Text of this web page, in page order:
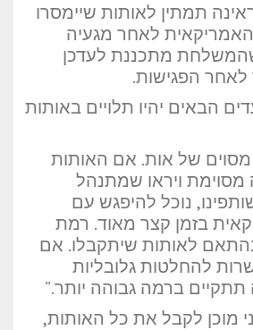
תמתין לאותות שיימסרו
לאחר מגעיה
מתכננת לעדכן
לאחר הפגישות.
הבאים יהיו תלויים באותות
מסוים של אות. אם האותות
מסוימת ויראו שמתנהל
נוכל להיפגש עם
בזמן קצר מאוד. רמת
לאותות שיתקבלו. אם
להחלטות גלובליות
תתקיים ברמה גבוהה יותר.”
מוכן לקבל את כל האותות,